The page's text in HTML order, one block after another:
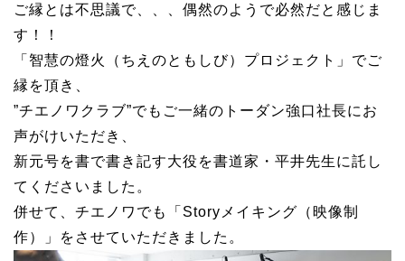
ご縁とは不思議で、、、偶然のようで必然だと感じま
す！！
「智慧の燈火（ちえのともしび）プロジェクト」でご
縁を頂き、
”チエノワクラブ”でもご一緒のトーダン強口社長にお
声がけいただき、
新元号を書で書き記す大役を書道家・平井先生に託し
てくださいました。
併せて、チエノワでも「Storyメイキング（映像制
作）」をさせていただきました。